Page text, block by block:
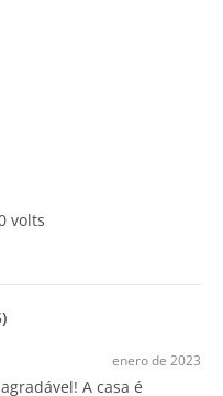
volts
enero de 2023
A casa é